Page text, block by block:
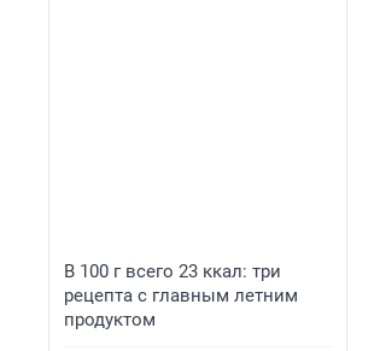
В 100 г всего 23 ккал: три
рецепта с главным летним
продуктом